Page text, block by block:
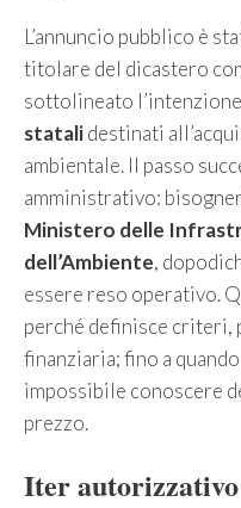
L’annuncio pubblico è
titolare del dicastero
sottolineato
statalidestinati
ambientale. Il passo
amministrativo:
Ministero delle
dell’Ambiente,
essere reso operativo.
perché definisce criteri,
finanziaria; fino a
impossibile conoscere
prezzo.
Iter